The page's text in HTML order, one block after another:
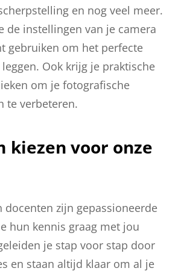
en nog veel meer.
de instellingen van je camera
gebruiken om het perfecte
Ook krijg je praktische
om je fotografische
te verbeteren.
kiezen voor onze
docenten zijn gepassioneerde
hun kennis graag met jou
je stap voor stap door
en staan altijd klaar om al je